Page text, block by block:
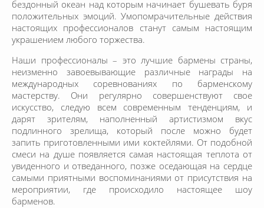
бездонный океан над которым начинает бушевать буря
положительных эмоций. Умопомрачительные действия
настоящих профессионалов станут самым настоящим
украшением любого торжества.
Наши профессионалы – это лучшие бармены страны,
неизменно завоевывающие различные награды на
международных соревнованиях по барменскому
мастерству. Они регулярно совершенствуют свое
искусство, следую всем современным тенденциям, и
дарят зрителям, наполненный артистизмом вкус
подлинного зрелища, который после можно будет
запить приготовленными ими коктейлями. От подобной
смеси на душе появляется самая настоящая теплота от
увиденного и отведанного, позже оседающая на сердце
самыми приятными воспоминаниями от присутствия на
мероприятии, где происходило настоящее шоу
барменов.